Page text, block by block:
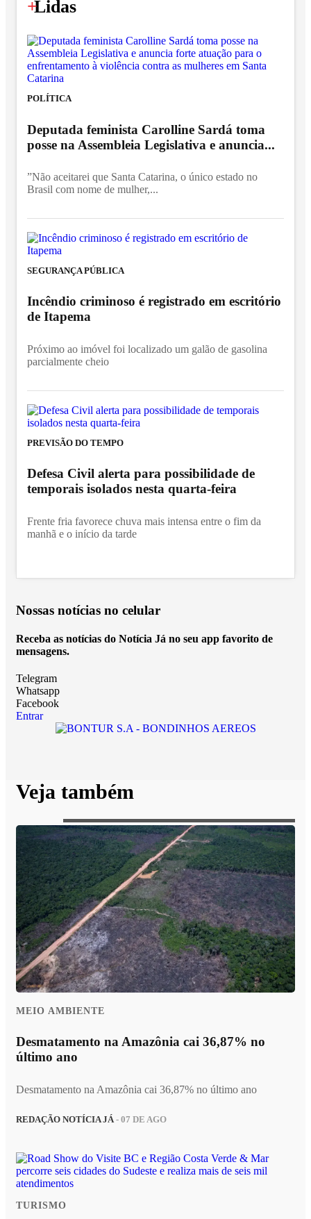
+
Lidas
POLÍTICA
Deputada feminista Carolline Sardá toma
posse na Assembleia Legislativa e anuncia...
”Não aceitarei que Santa Catarina, o único estado no
Brasil com nome de mulher,...
SEGURANÇA PÚBLICA
Incêndio criminoso é registrado em escritório
de Itapema
Próximo ao imóvel foi localizado um galão de gasolina
parcialmente cheio
PREVISÃO DO TEMPO
Defesa Civil alerta para possibilidade de
temporais isolados nesta quarta-feira
Frente fria favorece chuva mais intensa entre o fim da
manhã e o início da tarde
Nossas notícias no celular
Receba as notícias do Notícia Já no seu app favorito de
mensagens.
Telegram
Whatsapp
Facebook
Entrar
Veja também
MEIO AMBIENTE
Desmatamento na Amazônia cai 36,87% no
último ano
Desmatamento na Amazônia cai 36,87% no último ano
REDAÇÃO NOTÍCIA JÁ- 07 DE AGO
TURISMO